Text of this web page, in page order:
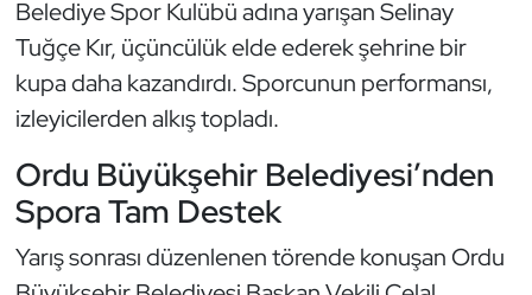
Belediye Spor Kulübü adına yarışan Selinay
Tuğçe Kır, üçüncülük elde ederek şehrine bir
kupa daha kazandırdı. Sporcunun performansı,
izleyicilerden alkış topladı.
Ordu Büyükşehir Belediyesi’nden
Spora Tam Destek
Yarış sonrası düzenlenen törende konuşan Ordu
Özel Sporcular
Paralimpik
Satranç
Su Topu